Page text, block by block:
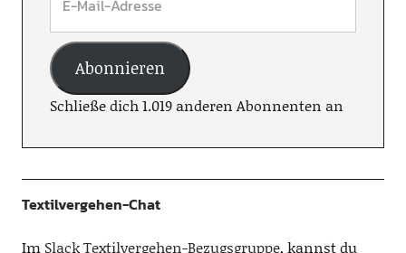
Abonnieren
Schließe dich 1.019 anderen Abonnenten an
Textilvergehen-Chat
Im Slack Textilvergehen-Bezugsgruppe, kannst du